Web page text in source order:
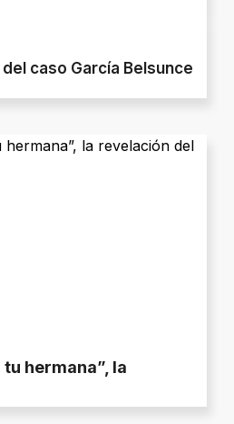
caso García Belsunce
hermana”, la